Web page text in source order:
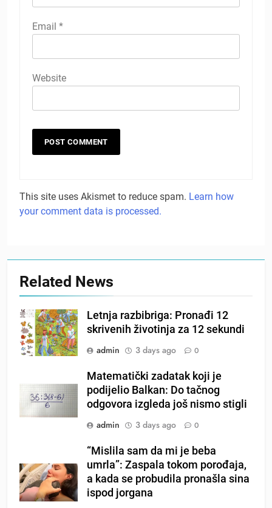
Email *
Website
This site uses Akismet to reduce spam. Learn how
your comment data is processed.
Related News
Letnja razbibriga: Pronađi 12
skrivenih životinja za 12 sekundi
admin
3 days ago 0
Matematički zadatak koji je
podijelio Balkan: Do tačnog
odgovora izgleda još nismo stigli
admin
3 days ago 0
“Mislila sam da mi je beba
umrla”: Zaspala tokom porođaja,
a kada se probudila pronašla sina
ispod jorgana